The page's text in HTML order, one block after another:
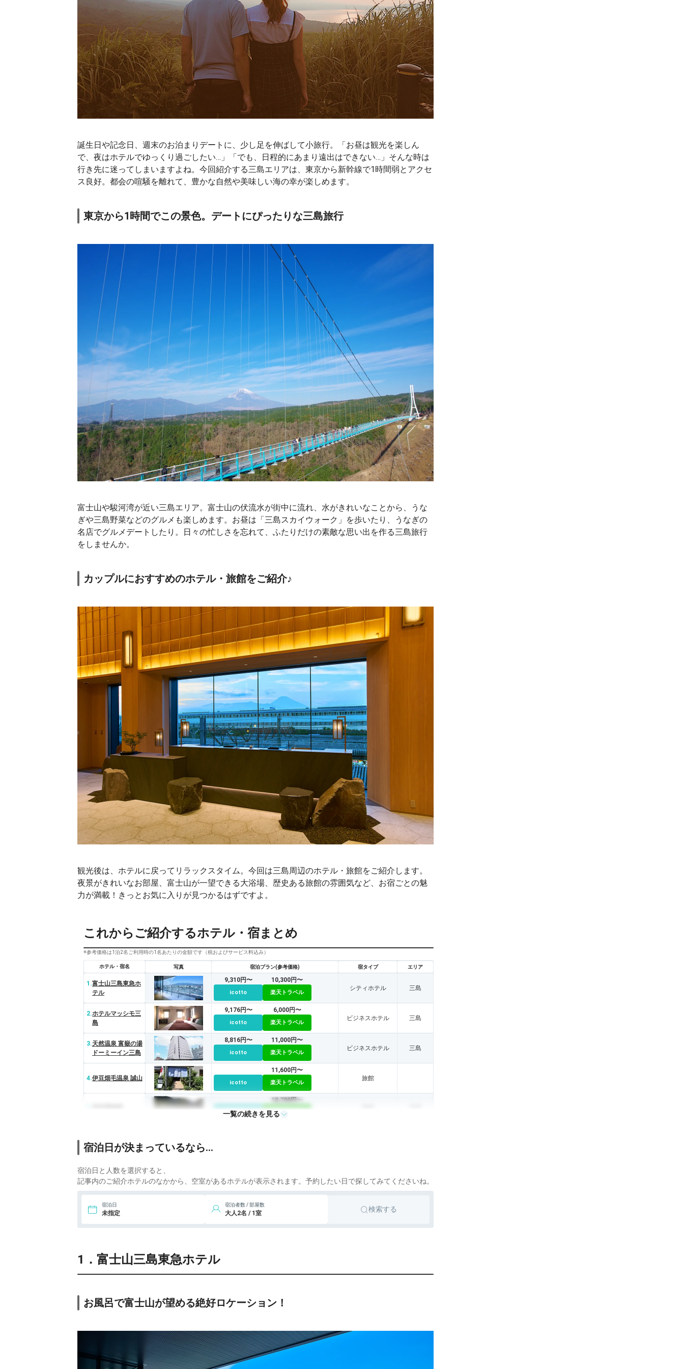
誕生日や記念日、週末のお泊まりデートに、少し足を伸ばして小旅行。「お昼は観光を楽しん
で、夜はホテルでゆっくり過ごしたい…」「でも、日程的にあまり遠出はできない…」そんな時は
行き先に迷ってしまいますよね。今回紹介する三島エリアは、東京から新幹線で1時間弱とアクセ
ス良好。都会の喧騒を離れて、豊かな自然や美味しい海の幸が楽しめます。
東京から1時間でこの景色。デートにぴったりな三島旅行
富士山や駿河湾が近い三島エリア。富士山の伏流水が街中に流れ、水がきれいなことから、うな
ぎや三島野菜などのグルメも楽しめます。お昼は「三島スカイウォーク」を歩いたり、うなぎの
名店でグルメデートしたり。日々の忙しさを忘れて、ふたりだけの素敵な思い出を作る三島旅行
をしませんか。
カップルにおすすめのホテル・旅館をご紹介♪
観光後は、ホテルに戻ってリラックスタイム。今回は三島周辺のホテル・旅館をご紹介します。
夜景がきれいなお部屋、富士山が一望できる大浴場、歴史ある旅館の雰囲気など、お宿ごとの魅
力が満載！きっとお気に入りが見つかるはずですよ。
これからご紹介するホテル・宿まとめ
※参考価格は1泊2名ご利用時の1名あたりの金額です（税およびサービス料込み）
ホテル・宿名 写真 宿泊プラン(参考価格) 宿タイプ エリア
1.富士山三島東急ホ
テル
9,310円〜
icotto
10,300円〜
楽天トラベル
シティホテル 三島
2.ホテルマッシモ三
島
9,176円〜
icotto
6,000円〜
楽天トラベル
ビジネスホテル 三島
3.天然温泉 富嶽の湯
ドーミーイン三島
8,816円〜
icotto
11,000円〜
楽天トラベル
ビジネスホテル 三島
4.伊豆畑毛温泉 誠山
icotto
11,600円〜
楽天トラベル
旅館
icotto
18,700円〜
楽天トラベル
一覧の続きを見る
宿泊日が決まっているなら…
宿泊日と人数を選択すると、
記事内のご紹介ホテルのなかから、空室があるホテルが表示されます。予約したい日で探してみてくださいね。
宿泊日
未指定
宿泊者数 / 部屋数
大人2名 / 1室 検索する
1．富士山三島東急ホテル
お風呂で富士山が望める絶好ロケーション！